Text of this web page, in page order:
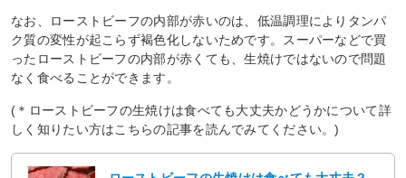
なお、ローストビーフの内部が赤いのは、低温調理によりタンパ
ク質の変性が起こらず褐色化しないためです。スーパーなどで買
ったローストビーフの内部が赤くても、生焼けではないので問題
なく食べることができます。
(＊ローストビーフの生焼けは食べても大丈夫かどうかについて詳
しく知りたい方はこちらの記事を読んでみてください。)